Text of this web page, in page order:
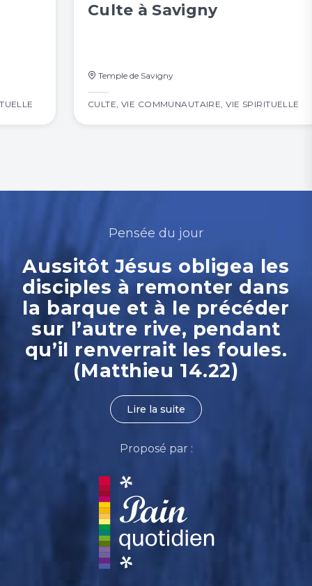
Culte à Savigny
Temple de Savigny
CULTE ,VIE COMMUNAUTAIRE ,VIE SPIRITUELLE
Pensée du jour
Aussitôt Jésus obligea les
disciples à remonter dans
la barque et à le précéder
sur l’autre rive, pendant
qu’il renverrait les foules.
(Matthieu 14.22)
Lire la suite
Proposé par :